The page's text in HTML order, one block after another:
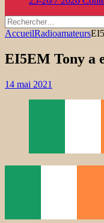
Rechercher :
AccueilRadioamateurs
EI5EM Tony a
14 mai 2021